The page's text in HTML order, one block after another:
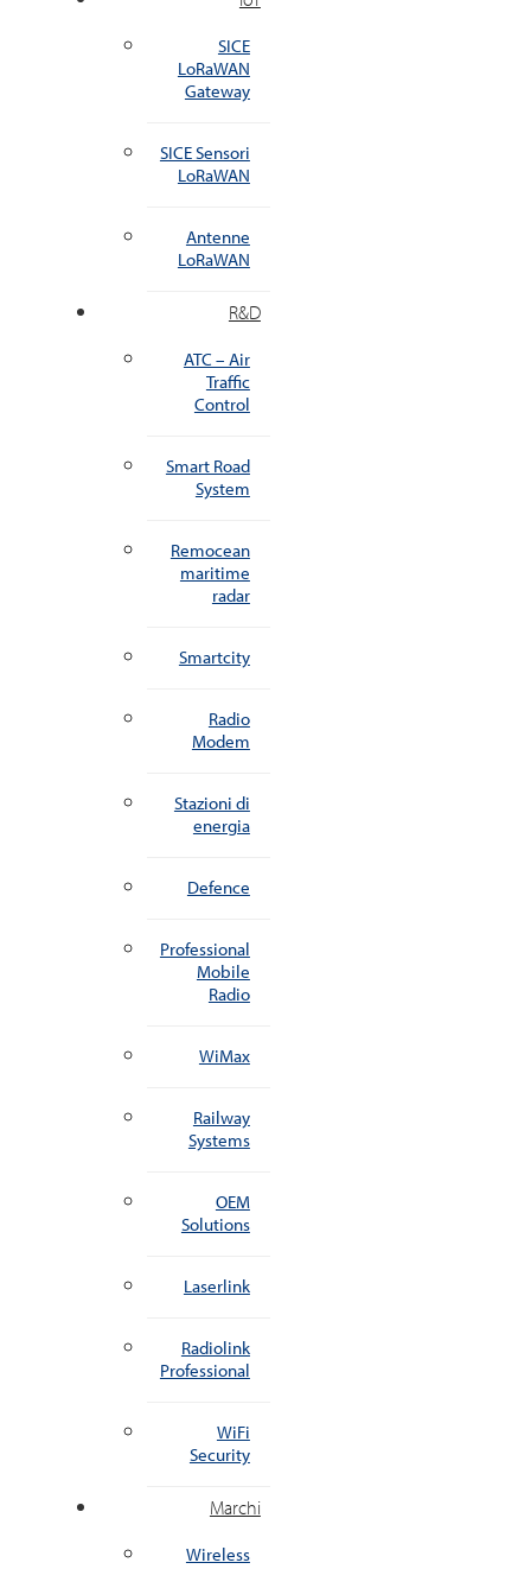
SICE
LoRaWAN
Gateway
SICE Sensori
LoRaWAN
Antenne
LoRaWAN
R&D
ATC – Air
Traffic
Control
Smart Road
System
Remocean
maritime
radar
Smartcity
Radio
Modem
Stazioni di
energia
Defence
Professional
Mobile
Radio
WiMax
Railway
Systems
OEM
Solutions
Laserlink
Radiolink
Professional
WiFi
Security
Marchi
Wireless